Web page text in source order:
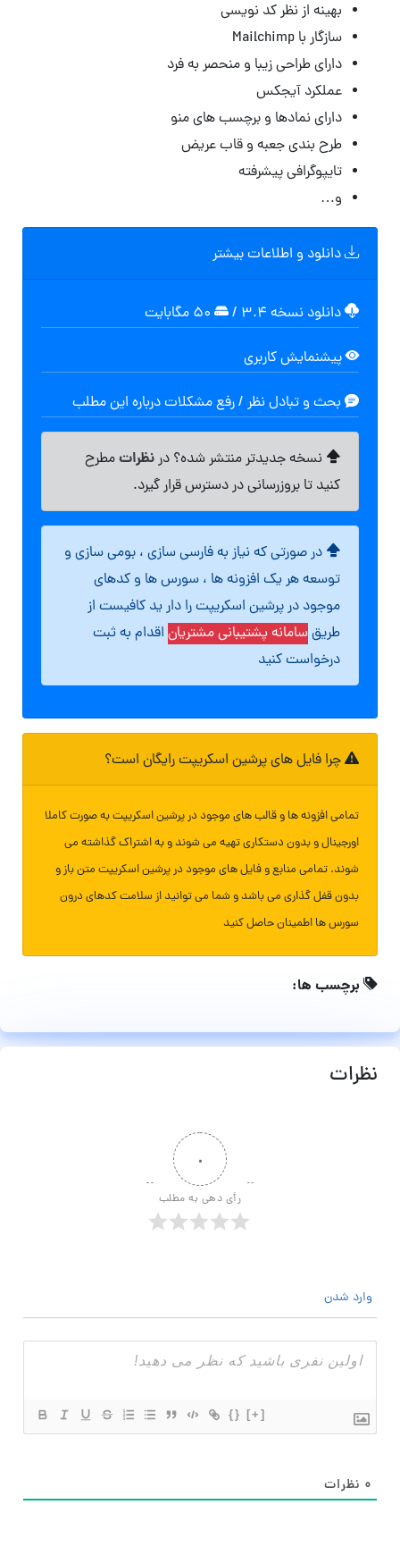
بهینه از نظر کد نویسی
سازگار با Mailchimp
دارای طراحی زیبا و منحصر به فرد
عملکرد آیجکس
دارای نمادها و برچسب های منو
طرح بندی جعبه و قاب عریض
تایپوگرافی پیشرفته
و…
دانلود و اطلاعات بیشتر
دانلود نسخه ۳.۴ /
پیشنمایش کاربری
بحث و تبادل نظر / رفع مشکلات درباره این مطلب
نسخه جدیدتر منتشر شده؟ درنظراتمطرح
کنید تا بروزرسانی در دسترس قرار گیرد.
در صورتی که نیاز به فارسی سازی ، بومی سازی و
توسعه هر یک افزونه ها ، سورس ها و کدهای
موجود در پرشین اسکریپت را دار ید کافیست از
طریقسامانه پشتیبانی مشتریان اقدام به ثبت
درخواست کنید
چرا فایل های پرشین اسکریپت رایگان است؟
تمامی افزونه ها و قالب های موجود در پرشین اسکریپت به صورت کاملا
اورجینال و بدون دستکاری تهیه می شوند و به اشتراک گذاشته می
شوند. تمامی منابع و فایل های موجود در پرشین اسکریپت متن باز و
بدون قفل گذاری می باشد و شما می توانید از سلامت کدهای درون
سورس ها اطمینان حاصل کنید
برچسب ها:
نظرات
۰
رأی دهی به مطلب
وارد شدن
{} [+]
۰ نظرات